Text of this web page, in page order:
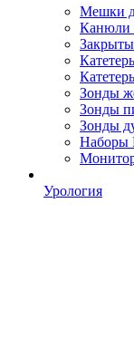
Мешки
Канюли
Зонды
Зонды
Зонды
Урология